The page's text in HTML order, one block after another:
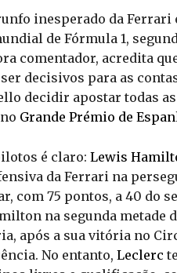
inesperado da Ferrari
de Fórmula 1,
comentador, acredita
decisivos para as
decidir apostar todas
Grande Prémio de
é claro: Lewis
da Ferrari na
com 75 pontos, a 40 do
na segunda metade
após a sua vitória no
No entanto, Leclerc